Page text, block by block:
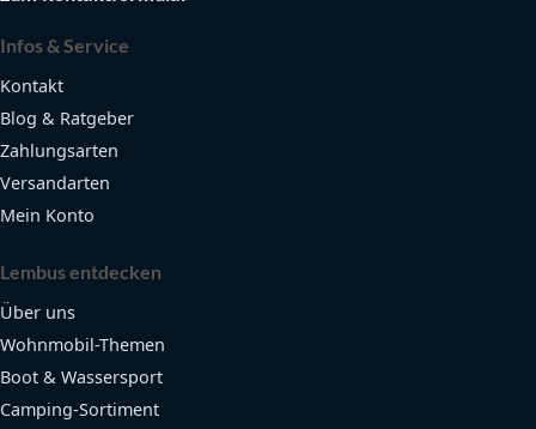
Infos & Service
Kontakt
Blog & Ratgeber
Zahlungsarten
Versandarten
Mein Konto
Lembus entdecken
Über uns
Wohnmobil-Themen
Boot & Wassersport
Camping-Sortiment